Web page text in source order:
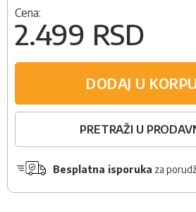
Cena:
2.499 RSD
DODAJ U KORPU
PRETRAŽI U
Besplatna isporuka za